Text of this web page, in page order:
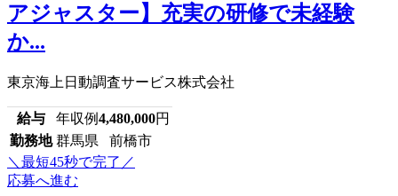
アジャスター】充実の研修で未経験
か...
東京海上日動調査サービス株式会社
給与 年収例4,480,000円
勤務地 群馬県 前橋市
＼最短45秒で完了／
応募へ進む